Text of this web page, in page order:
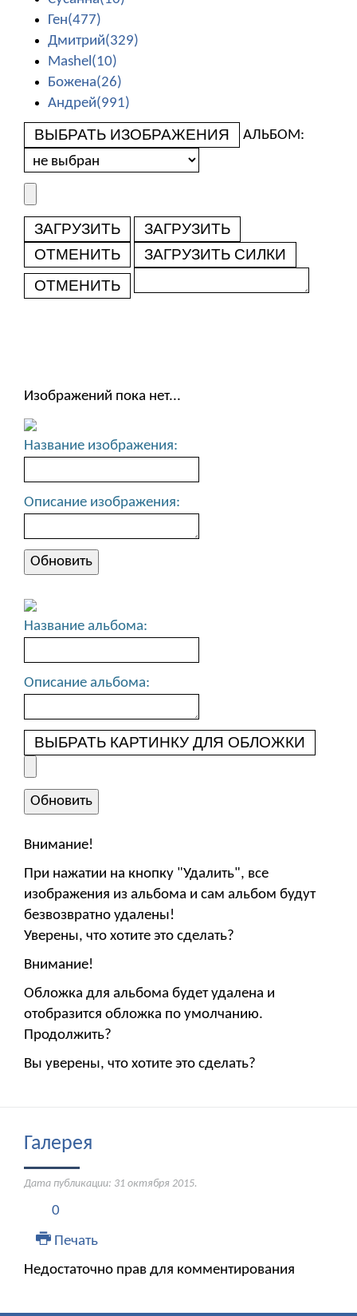
Ген(477)
Дмитрий(329)
Mashel(10)
Божена(26)
Андрей(991)
ВЫБРАТЬ ИЗОБРАЖЕНИЯ АЛЬБОМ:
ЗАГРУЗИТЬ
ЗАГРУЗИТЬ
ОТМЕНИТЬ
ЗАГРУЗИТЬ СИЛКИ
ОТМЕНИТЬ
Изображений пока нет...
Название изображения:
Описание изображения:
Название альбома:
Описание альбома:
ВЫБРАТЬ КАРТИНКУ ДЛЯ ОБЛОЖКИ
Внимание!
При нажатии на кнопку "Удалить", все
изображения из альбома и сам альбом будут
безвозвратно удалены!
Уверены, что хотите это сделать?
Внимание!
Обложка для альбома будет удалена и
отобразится обложка по умолчанию.
Продолжить?
Вы уверены, что хотите это сделать?
Галерея
Дата публикации: 31 октября 2015.
0
Печать
Недостаточно прав для комментирования